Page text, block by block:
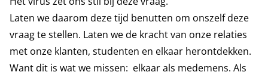
Laten we daarom deze tijd benutten om onszelf deze
vraag te stellen. Laten we de kracht van onze relaties
met onze klanten, studenten en elkaar herontdekken.
Want dit is wat we missen: elkaar als medemens. Als